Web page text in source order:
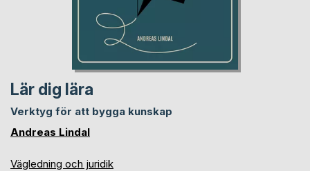
Lär dig lära
Verktyg för att bygga kunskap
Andreas Lindal
Vägledning och juridik